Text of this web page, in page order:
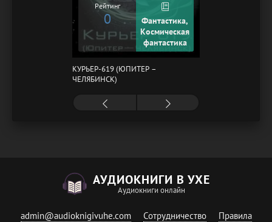
Рейтинг
0
Фантастика,
Космическая
фантастика
КУРЬЕР-619 (ЮПИТЕР –
ЧЕЛЯБИНСК)
АУДИОКНИГИ В УХЕ
Аудиокниги онлайн
admin@audioknigivuhe.com Сотрудничество Правила